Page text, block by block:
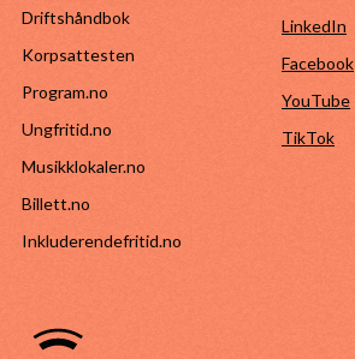
Driftshåndbok
Korpsattesten
Program.no
Ungfritid.no
Musikklokaler.no
Billett.no
Inkluderendefritid.no
LinkedIn
Facebook
YouTube
TikTok